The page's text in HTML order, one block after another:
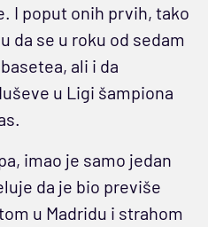
I poput onih prvih, tako
da se u roku od sedam
ali i da
u Ligi šampiona
imao je samo jedan
da je bio previše
u Madridu i strahom